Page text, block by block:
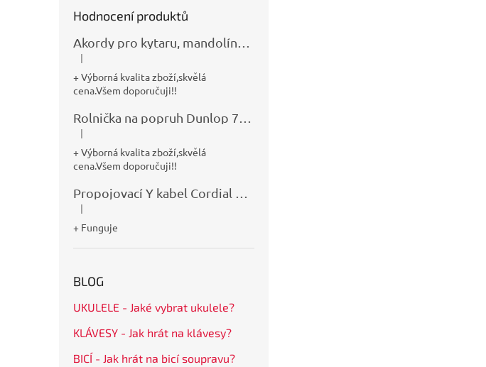
Hodnocení produktů
Hodnocení produktu je 5 z 5 hvězdiček.
|
+ Výborná kvalita zboží,skvělá
cena.Všem doporučuji!!
Hodnocení produktu je 5 z 5 hvězdiček.
|
+ Výborná kvalita zboží,skvělá
cena.Všem doporučuji!!
Hodnocení produktu je 5 z 5 hvězdiček.
|
+ Funguje
BLOG
UKULELE - Jaké vybrat ukulele?
KLÁVESY - Jak hrát na klávesy?
BICÍ - Jak hrát na bicí soupravu?